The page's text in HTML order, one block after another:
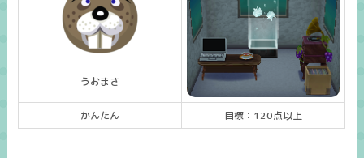
うおまさ
かんたん 目標：120点以上